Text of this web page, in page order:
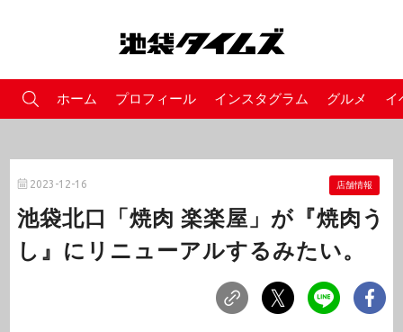
ホーム プロフィール インスタグラム グルメ イ
2023-12-16 店舗情報
池袋北口「焼肉 楽楽屋」が『焼肉う
し』にリニューアルするみたい。